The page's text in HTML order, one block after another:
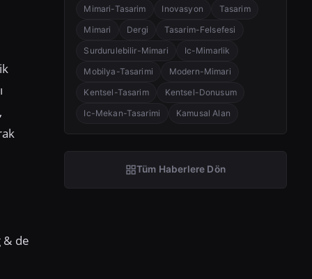
& de
Mimari-Tasarim
Inovasyon
Tasarim
Mimari
Dergi
Tasarim-Felsefesi
Surdurulebilir-Mimari
Ic-Mimarlik
Mobilya-Tasarimi
Modern-Mimari
Kentsel-Tasarim
Kentsel-Donusum
Ic-Mekan-Tasarimi
Kamusal Alan
Tüm Haberlere Dön